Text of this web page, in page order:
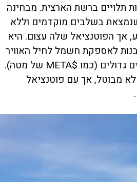
תלויים ברשת הארצית. מבחינה
בשלבים מוקדמים וללא
אך הפוטנציאל שלה עצום. היא
לאספקת חשמל לחיל האוויר
האמריקאי ולמרכזי נתונים גדולים (כמו $META של מטה).
מבוטל, אך עם פוטנציאל